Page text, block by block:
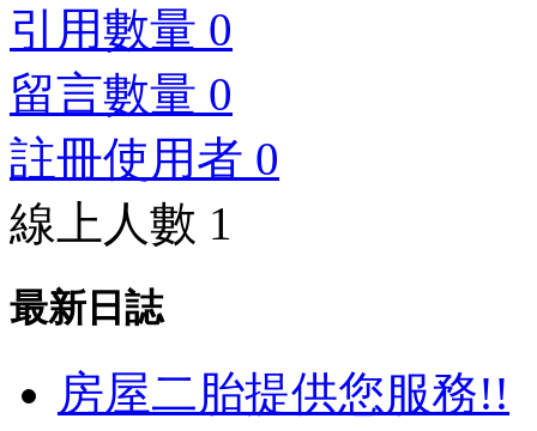
引用數量 0
留言數量 0
註冊使用者 0
線上人數 1
最新日誌
房屋二胎提供您服務!!